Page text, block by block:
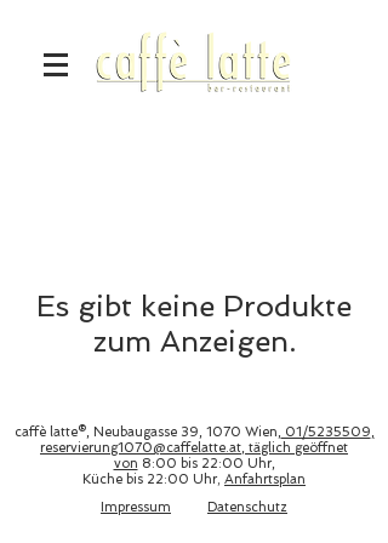
Es gibt keine Produkte
zum Anzeigen.
caffè latte®, Neubaugasse 39, 1070 Wien, 01/5235509,
reservierung1070@caffelatte.at, täglich geöffnet
von 8:00 bis 22:00 Uhr,
Küche bis 22:00 Uhr, Anfahrtsplan
Impressum
Datenschutz